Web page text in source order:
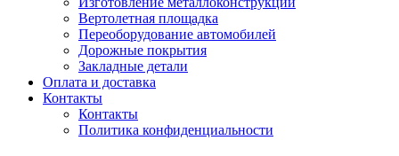
Вертолетная площадка
Переоборудование автомобилей
Дорожные покрытия
Закладные детали
Оплата и доставка
Контакты
Контакты
Политика конфиденциальности